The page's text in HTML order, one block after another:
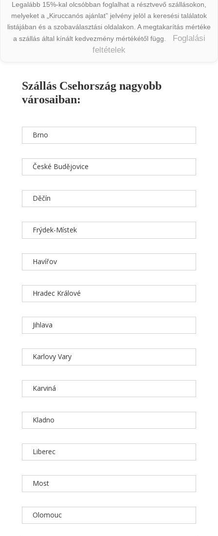
Legalább 15%-kal olcsóbban foglalhat a résztvevő szállásokon,
melyeket a „Kiruccanós ajánlat” jelvény jelöl a keresési találatok
listájában és a szobaválasztási oldalakon. A megtakarítás mértéke
a szállás által kínált kedvezmény mértékétől függ.
Foglalási
feltételek
Szállás Csehország nagyobb
városaiban:
Brno
České Budějovice
Děčín
Frýdek-Místek
Havířov
Hradec Králové
Jihlava
Karlovy Vary
Karviná
Kladno
Liberec
Most
Olomouc